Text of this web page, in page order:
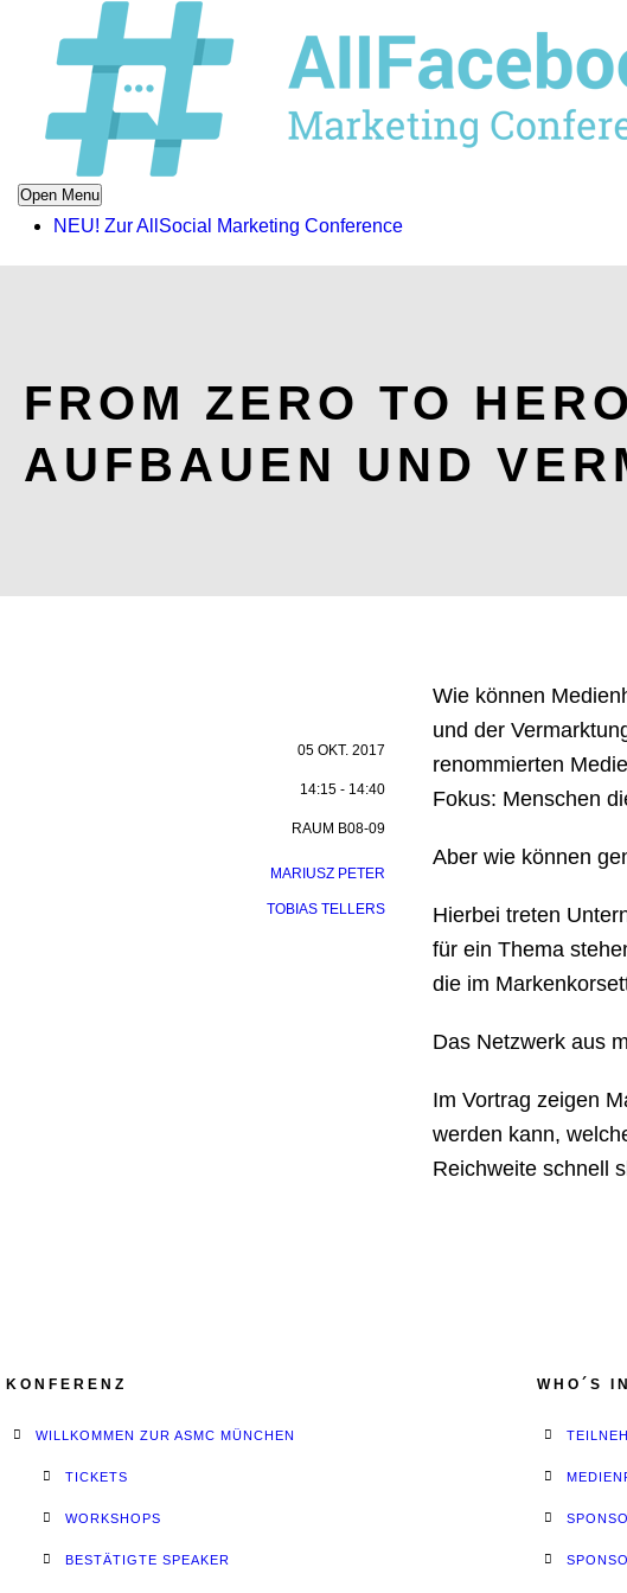
Open Menu
NEU! Zur AllSocial Marketing Conference
FROM ZERO TO
AUFBAUEN UND
05 OKT. 2017
14:15 - 14:40
RAUM B08-09
MARIUSZ PETER
TOBIAS TELLERS
Wie können
und der
renommierten
Fokus: Menschen
Aber wie können
Hierbei treten
für ein Thema
die im
Das Netzwerk aus
Im Vortrag zeigen
werden kann,
Reichweite schnell
KONFERENZ
WILLKOMMEN ZUR ASMC MÜNCHEN
TICKETS
WORKSHOPS
BESTÄTIGTE SPEAKER
WHO´S IN